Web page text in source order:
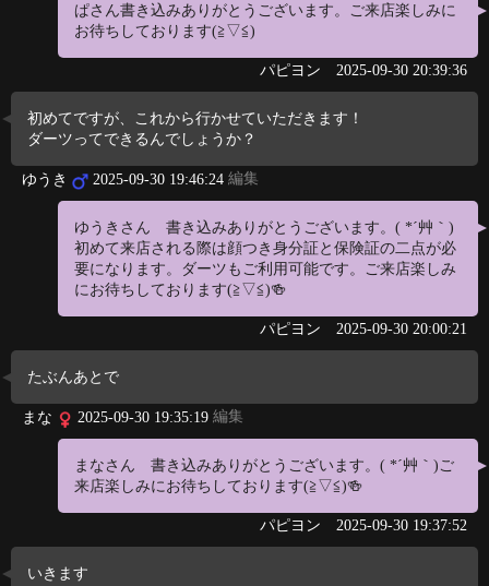
ぱさん書き込みありがとうございます。ご来店楽しみに
お待ちしております(≧▽≦)
パピヨン 2025-09-30 20:39:36
初めてですが、これから行かせていただきます！
ダーツってできるんでしょうか？
ゆうき 2025-09-30 19:46:24 編集
ゆうきさん 書き込みありがとうございます。( *´艸｀)
初めて来店される際は顔つき身分証と保険証の二点が必
要になります。ダーツもご利用可能です。ご来店楽しみ
にお待ちしております(≧▽≦)🍻
パピヨン 2025-09-30 20:00:21
たぶんあとで
まな 2025-09-30 19:35:19 編集
まなさん 書き込みありがとうございます。( *´艸｀)ご
来店楽しみにお待ちしております(≧▽≦)🍻
パピヨン 2025-09-30 19:37:52
いきます